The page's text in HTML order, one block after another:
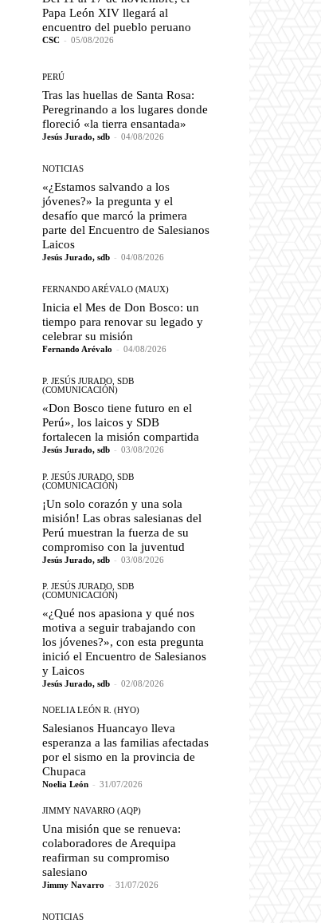
Papa León XIV llegará al
encuentro del pueblo peruano
CSC - 05/08/2026
PERÚ
Tras las huellas de Santa Rosa:
Peregrinando a los lugares donde
floreció «la tierra ensantada»
Jesús Jurado, sdb - 04/08/2026
NOTICIAS
«¿Estamos salvando a los
jóvenes?» la pregunta y el
desafío que marcó la primera
parte del Encuentro de Salesianos
Laicos
Jesús Jurado, sdb - 04/08/2026
FERNANDO ARÉVALO (MAUX)
Inicia el Mes de Don Bosco: un
tiempo para renovar su legado y
celebrar su misión
Fernando Arévalo - 04/08/2026
P. JESÚS JURADO, SDB
(COMUNICACIÓN)
«Don Bosco tiene futuro en el
Perú», los laicos y SDB
fortalecen la misión compartida
Jesús Jurado, sdb - 03/08/2026
P. JESÚS JURADO, SDB
(COMUNICACIÓN)
¡Un solo corazón y una sola
misión! Las obras salesianas del
Perú muestran la fuerza de su
compromiso con la juventud
Jesús Jurado, sdb - 03/08/2026
P. JESÚS JURADO, SDB
(COMUNICACIÓN)
«¿Qué nos apasiona y qué nos
motiva a seguir trabajando con
los jóvenes?», con esta pregunta
inició el Encuentro de Salesianos
y Laicos
Jesús Jurado, sdb - 02/08/2026
NOELIA LEÓN R. (HYO)
Salesianos Huancayo lleva
esperanza a las familias afectadas
por el sismo en la provincia de
Chupaca
Noelia León - 31/07/2026
JIMMY NAVARRO (AQP)
Una misión que se renueva:
colaboradores de Arequipa
reafirman su compromiso
salesiano
Jimmy Navarro - 31/07/2026
NOTICIAS